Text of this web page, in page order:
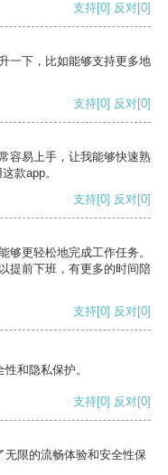
支持[0] 反对[0]
一下，比如能够支持更多地
支持[0] 反对[0]
容易上手，让我能够快速熟
款app。
支持[0] 反对[0]
够更轻松地完成工作任务。
提前下班，有更多的时间陪
支持[0] 反对[0]
和隐私保护。
支持[0] 反对[0]
限的流畅体验和安全性保